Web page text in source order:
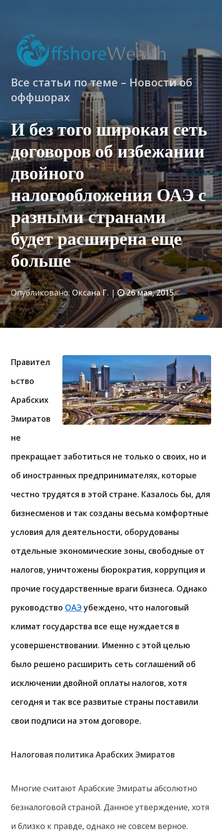
Все статьи по теме – Новости об
оффшорах
И без того широкая сеть
договоров об избежании
двойного
налогообложения ОАЭ с
разными странами
будет расширена еще
больше
Опубликовано: Оксана Г. | 26 мая, 2015.
Правител
ьство
Арабских
Эмиратов
не
прекращает заботиться не только о своих, но и
об иностранных предпринимателях, которые
честно трудятся в этой стране. Казалось бы, для
бизнесменов и так созданы весьма комфортные
условия для деятельности, оборудованы
отдельные экономические зоны, свободные от
налогов, уничтожены бюрократия, коррупция и
прочие государственные враги бизнеса. Однако
руководство ОАЭубеждено, что налоговый
климат государства все еще нуждается в
усовершенствовании. Именно с этой целью
было решено расширить сеть соглашений об
исключении двойной оплаты налогов, хотя
сегодня и так все развитые страны поставили
свои подписи на этом договоре.
Налоговая политика Арабских Эмиратов
Многие считают Арабские Эмираты абсолютно
безналоговой страной. Данное утверждение, хотя
и близко к правде, однако не совсем верное.